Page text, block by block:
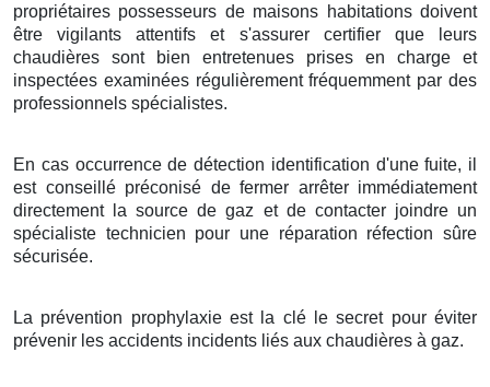
propriétaires possesseurs de maisons habitations doivent
être vigilants attentifs et s'assurer certifier que leurs
chaudières sont bien entretenues prises en charge et
inspectées examinées régulièrement fréquemment par des
professionnels spécialistes.
En cas occurrence de détection identification d'une fuite, il
est conseillé préconisé de fermer arrêter immédiatement
directement la source de gaz et de contacter joindre un
spécialiste technicien pour une réparation réfection sûre
sécurisée.
La prévention prophylaxie est la clé le secret pour éviter
prévenir les accidents incidents liés aux chaudières à gaz.